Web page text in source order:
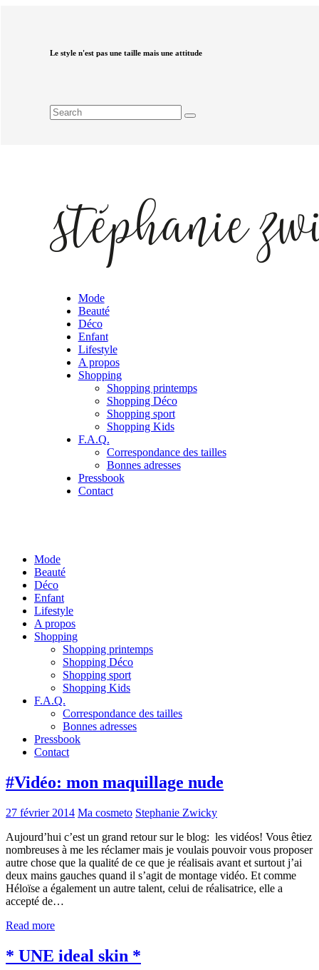
Le style n'est pas une taille mais une attitude
Mode
Beauté
Déco
Enfant
Lifestyle
A propos
Shopping
Shopping printemps
Shopping Déco
Shopping sport
Shopping Kids
F.A.Q.
Correspondance des tailles
Bonnes adresses
Pressbook
Contact
Mode
Beauté
Déco
Enfant
Lifestyle
A propos
Shopping
Shopping printemps
Shopping Déco
Shopping sport
Shopping Kids
F.A.Q.
Correspondance des tailles
Bonnes adresses
Pressbook
Contact
#Vidéo: mon maquillage nude
27 février 2014 Ma cosmeto Stephanie Zwicky
Aujourd’hui c’est un grand retour sur le blog: les vidéos! Vous êtiez
nombreuses à me les réclamer mais je voulais pouvoir vous proposer
autre chose que la qualité de ce que je réalisais avant et surtout j’ai
deux mains gauches quand il s’agit de montage vidéo. Et comme
Héloïse a également un autre talent, celui de réalisatrice, elle a
accepté de…
Read more
* UNE ideal skin *